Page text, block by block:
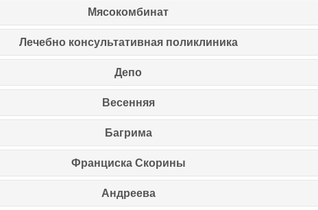
Мясокомбинат
Лечебно консультативная поликлиника
Депо
Весенняя
Багрима
Франциска Скорины
Андреева